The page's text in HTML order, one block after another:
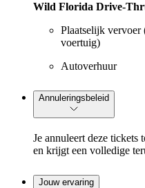
Wild Florida Drive-
Plaatselijk vervoer
voertuig)
Autoverhuur
Annuleringsbeleid
Je annuleert deze tickets
en krijgt een volledige
Jouw ervaring